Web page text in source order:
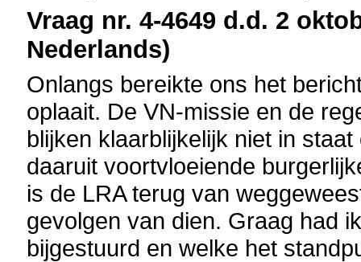
Vraag nr. 4-4649 d.d. 2
Nederlands)
Onlangs bereikte ons het
oplaait. De VN-missie en de
blijken klaarblijkelijk niet in
daaruit voortvloeiende
is de LRA terug van
gevolgen van dien. Graag had
bijgestuurd en welke het